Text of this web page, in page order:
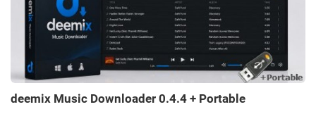
deemix Music Downloader 0.4.4 + Portable